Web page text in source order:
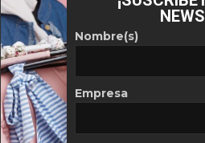
Nombre(s)
Empresa